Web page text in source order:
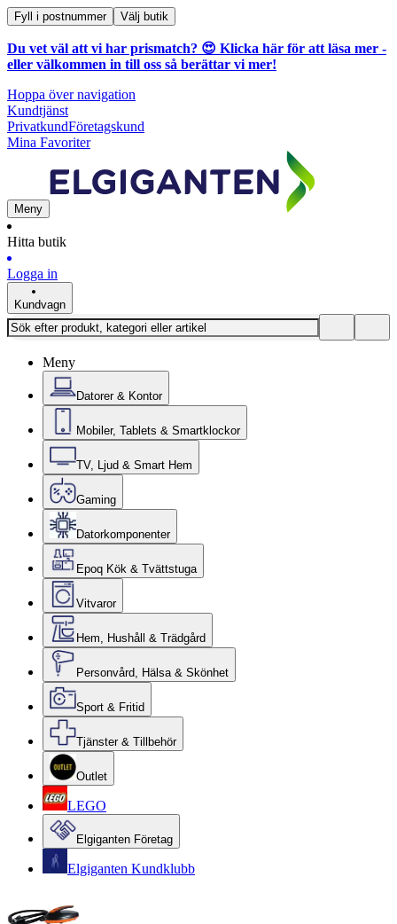
Fyll i postnummer Välj butik
Du vet väl att vi har prismatch? 😍 Klicka här för att läsa mer -
eller välkommen in till oss så berättar vi mer!
Hoppa över navigation
Kundtjänst
PrivatkundFöretagskund
Mina Favoriter
Meny
Hitta butik
Logga in
Kundvagn
Meny
Datorer & Kontor
Mobiler, Tablets & Smartklockor
TV, Ljud & Smart Hem
Gaming
Datorkomponenter
Epoq Kök & Tvättstuga
Vitvaror
Hem, Hushåll & Trädgård
Personvård, Hälsa & Skönhet
Sport & Fritid
Tjänster & Tillbehör
Outlet
LEGO
Elgiganten Företag
Elgiganten Kundklubb